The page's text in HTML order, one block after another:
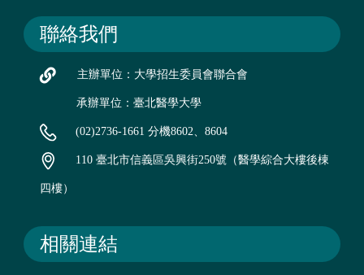
聯絡我們
主辦單位：大學招生委員會聯合會
承辦單位：臺北醫學大學
(02)2736-1661 分機8602、8604
110 臺北市信義區吳興街250號（醫學綜合大樓後棟
四樓）
相關連結